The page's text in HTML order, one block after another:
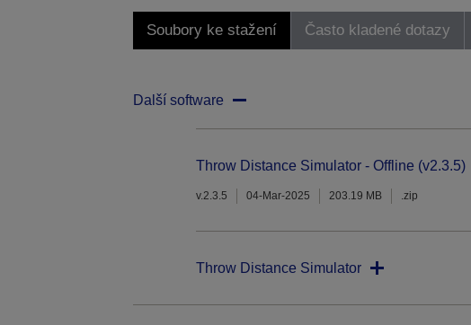
Soubory ke stažení Často kladené dotazy
Další software
Throw Distance Simulator - Offline (v2.3.5)
v.2.3.5 04-Mar-2025 203.19 MB .zip
Throw Distance Simulator